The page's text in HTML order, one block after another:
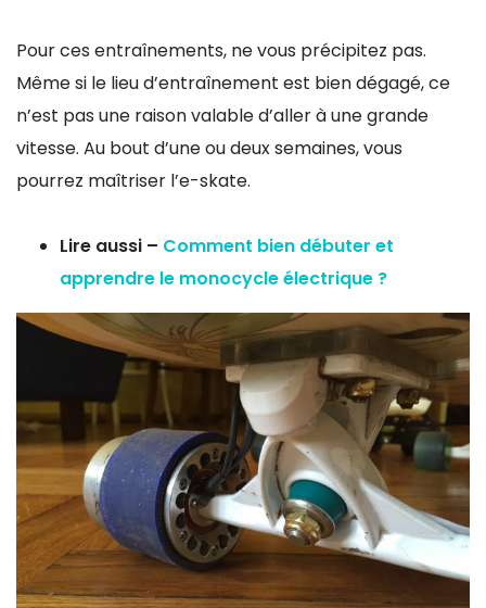
Pour ces entraînements, ne vous précipitez pas.
Même si le lieu d’entraînement est bien dégagé, ce
n’est pas une raison valable d’aller à une grande
vitesse. Au bout d’une ou deux semaines, vous
pourrez maîtriser l’e-skate.
Lire aussi – Comment bien débuter et
apprendre le monocycle électrique ?